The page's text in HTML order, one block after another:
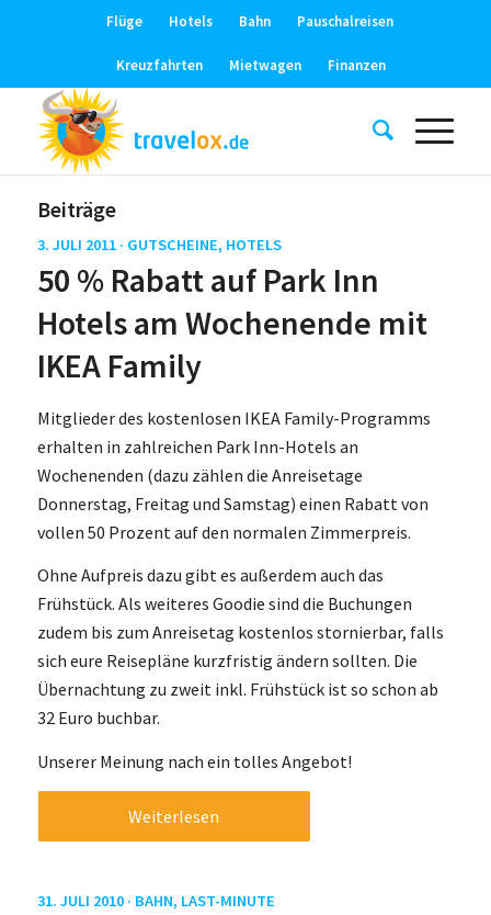
Flüge Hotels Bahn Pauschalreisen
Kreuzfahrten Mietwagen Finanzen
Beiträge
3. JULI 2011 · GUTSCHEINE, HOTELS
50 % Rabatt auf Park Inn
Hotels am Wochenende mit
IKEA Family
Mitglieder des kostenlosen IKEA Family-Programms
erhalten in zahlreichen Park Inn-Hotels an
Wochenenden (dazu zählen die Anreisetage
Donnerstag, Freitag und Samstag) einen Rabatt von
vollen 50 Prozent auf den normalen Zimmerpreis.
Ohne Aufpreis dazu gibt es außerdem auch das
Frühstück. Als weiteres Goodie sind die Buchungen
zudem bis zum Anreisetag kostenlos stornierbar, falls
sich eure Reisepläne kurzfristig ändern sollten. Die
Übernachtung zu zweit inkl. Frühstück ist so schon ab
32 Euro buchbar.
Unserer Meinung nach ein tolles Angebot!
Weiterlesen
31. JULI 2010 · BAHN, LAST-MINUTE